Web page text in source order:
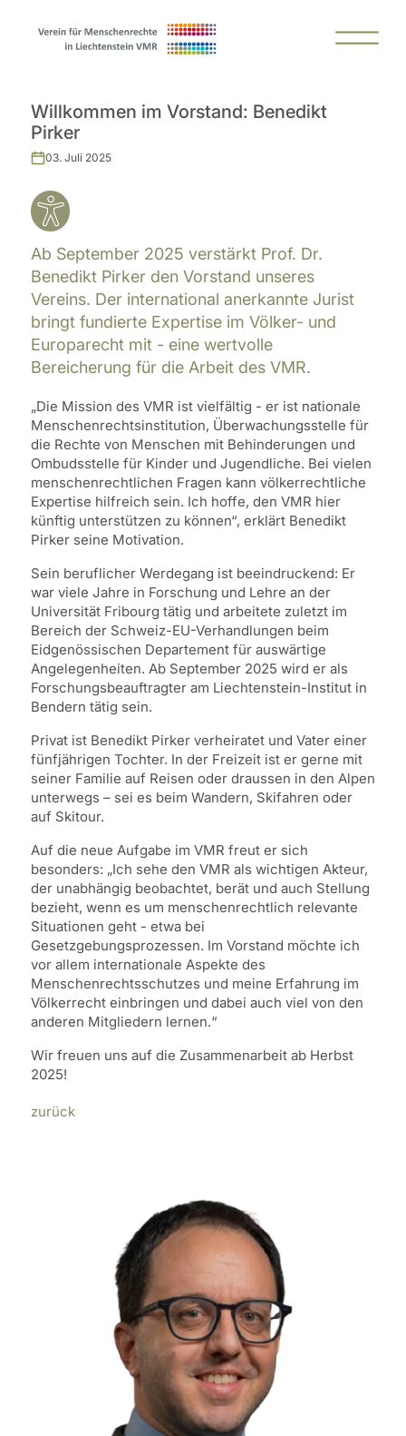
Willkommen im Vorstand: Benedikt
Pirker
03. Juli 2025
Ab September 2025 verstärkt Prof. Dr.
Benedikt Pirker den Vorstand unseres
Vereins. Der international anerkannte Jurist
bringt fundierte Expertise im Völker- und
Europarecht mit - eine wertvolle
Bereicherung für die Arbeit des VMR.
„Die Mission des VMR ist vielfältig - er ist nationale
Menschenrechtsinstitution, Überwachungsstelle für
die Rechte von Menschen mit Behinderungen und
Ombudsstelle für Kinder und Jugendliche. Bei vielen
menschenrechtlichen Fragen kann völkerrechtliche
Expertise hilfreich sein. Ich hoffe, den VMR hier
künftig unterstützen zu können“, erklärt Benedikt
Pirker seine Motivation.
Sein beruflicher Werdegang ist beeindruckend: Er
war viele Jahre in Forschung und Lehre an der
Universität Fribourg tätig und arbeitete zuletzt im
Bereich der Schweiz-EU-Verhandlungen beim
Eidgenössischen Departement für auswärtige
Angelegenheiten. Ab September 2025 wird er als
Forschungsbeauftragter am Liechtenstein-Institut in
Bendern tätig sein.
Privat ist Benedikt Pirker verheiratet und Vater einer
fünfjährigen Tochter. In der Freizeit ist er gerne mit
seiner Familie auf Reisen oder draussen in den Alpen
unterwegs – sei es beim Wandern, Skifahren oder
auf Skitour.
Auf die neue Aufgabe im VMR freut er sich
besonders: „Ich sehe den VMR als wichtigen Akteur,
der unabhängig beobachtet, berät und auch Stellung
bezieht, wenn es um menschenrechtlich relevante
Situationen geht - etwa bei
Gesetzgebungsprozessen. Im Vorstand möchte ich
vor allem internationale Aspekte des
Menschenrechtsschutzes und meine Erfahrung im
Völkerrecht einbringen und dabei auch viel von den
anderen Mitgliedern lernen.“
Wir freuen uns auf die Zusammenarbeit ab Herbst
2025!
zurück